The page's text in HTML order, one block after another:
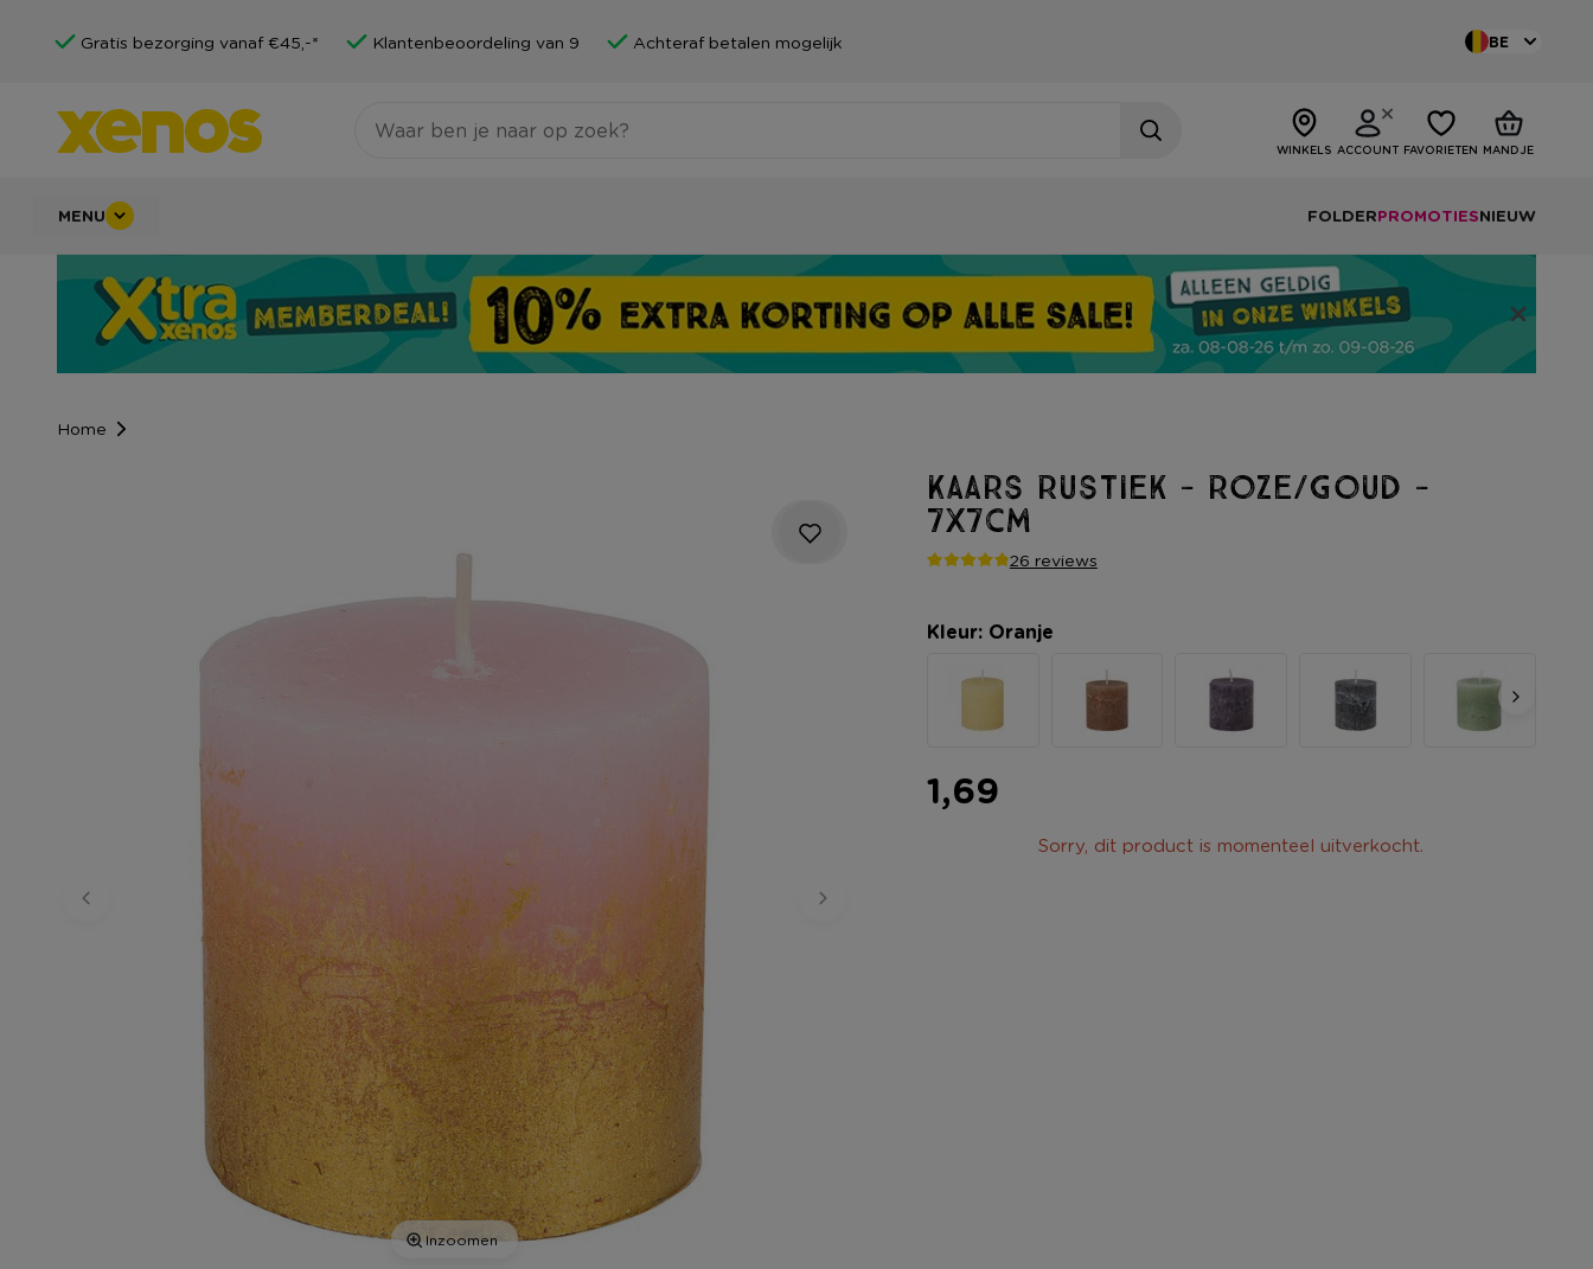
Gratis bezorging vanaf €45,-* Klantenbeoordeling van 9 Achteraf betalen mogelijk BE
WINKELS ACCOUNT FAVORIETEN MANDJE
MENU FOLDERPROMOTIESNIEUW
Home
Inzoomen
Kaars rustiek - roze/goud -
7x7cm
26 reviews
Kleur: Oranje
1,69
Sorry, dit product is momenteel uitverkocht.